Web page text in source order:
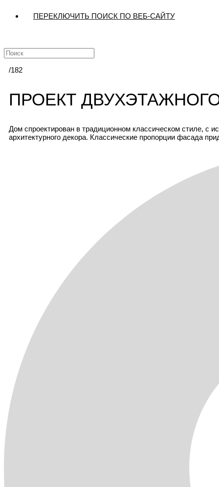
ПЕРЕКЛЮЧИТЬ ПОИСК ПО ВЕБ-САЙТУ
/182
ПРОЕКТ
Дом спроектирован в традиционном классическом стиле, с
архитектурного декора. Классические пропорции фасада